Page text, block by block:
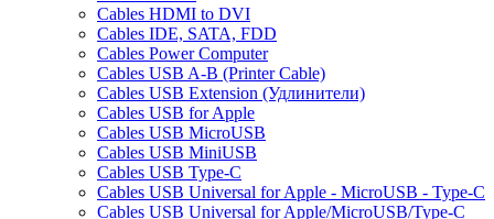
Cables HDMI to DVI
Cables IDE, SATA, FDD
Cables Power Computer
Cables USB A-B (Printer Cable)
Cables USB Extension (Удлинители)
Cables USB for Apple
Cables USB MicroUSB
Cables USB MiniUSB
Cables USB Type-C
Cables USB Universal for Apple - MicroUSB - Type-C
Cables USB Universal for Apple/MicroUSB/Type-C